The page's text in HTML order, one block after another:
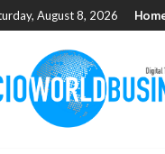
August 8, 2026